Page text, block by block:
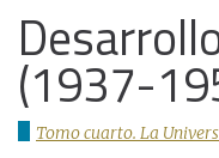
(1937-
Tomo cuarto. La